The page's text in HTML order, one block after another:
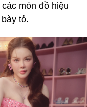
món đồ hiệu
tỏ.